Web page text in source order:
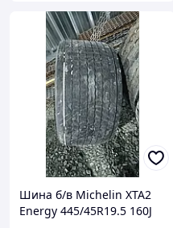
Шина б/в Michelin XTA2
Energy 445/45R19.5 160J